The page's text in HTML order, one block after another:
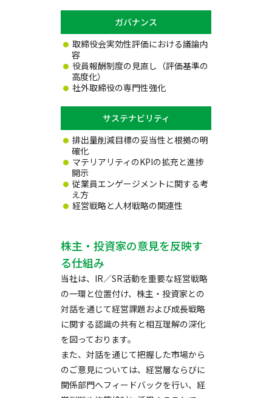
ガバナンス
取締役会実効性評価における議論内
容
役員報酬制度の見直し（評価基準の
高度化）
社外取締役の専門性強化
サステナビリティ
排出量削減目標の妥当性と根拠の明
確化
マテリアリティのKPIの拡充と進捗
開示
従業員エンゲージメントに関する考
え方
経営戦略と人材戦略の関連性
株主・投資家の意見を反映す
る仕組み
当社は、IR／SR活動を重要な経営戦略
の一環と位置付け、株主・投資家との
対話を通じて経営課題および成長戦略
に関する認識の共有と相互理解の深化
を図っております。
また、対話を通じて把握した市場から
のご意見については、経営層ならびに
関係部門へフィードバックを行い、経